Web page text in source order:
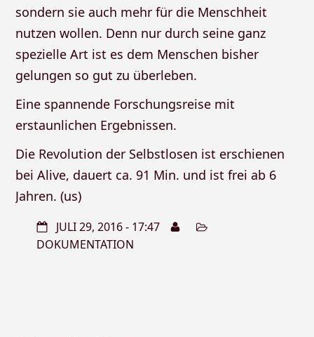
sondern sie auch mehr für die Menschheit
nutzen wollen. Denn nur durch seine ganz
spezielle Art ist es dem Menschen bisher
gelungen so gut zu überleben.
Eine spannende Forschungsreise mit
erstaunlichen Ergebnissen.
Die Revolution der Selbstlosen ist erschienen
bei Alive, dauert ca. 91 Min. und ist frei ab 6
Jahren. (us)
JULI 29, 2016 - 17:47
DOKUMENTATION